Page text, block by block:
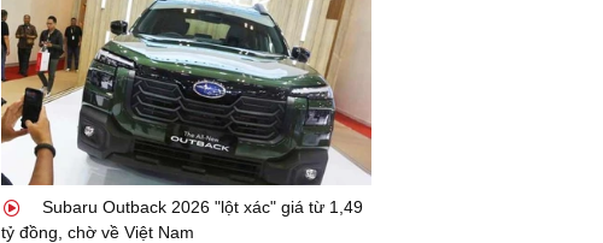
Subaru Outback 2026 "lột xác" giá từ 1,49
tỷ đồng, chờ về Việt Nam